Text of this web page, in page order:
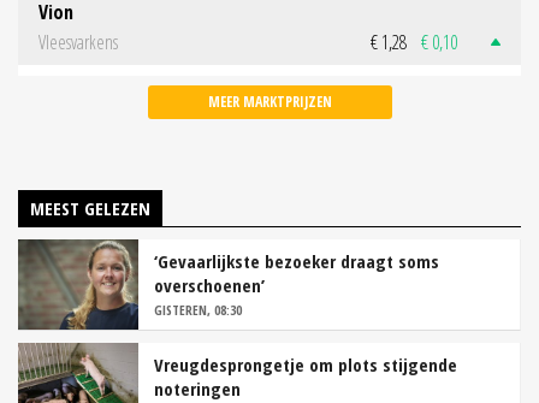
Vion
Vleesvarkens
€ 1,28 € 0,10
MEER MARKTPRIJZEN
MEEST GELEZEN
‘Gevaarlijkste bezoeker draagt soms
overschoenen’
GISTEREN, 08:30
Vreugdesprongetje om plots stijgende
noteringen